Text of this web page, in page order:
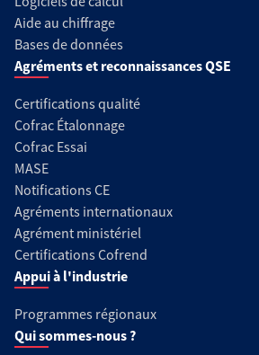
Aide au chiffrage
Bases de données
Agréments et reconnaissances QSE
Certifications qualité
Cofrac Étalonnage
Cofrac Essai
MASE
Notifications CE
Agréments internationaux
Agrément ministériel
Certifications Cofrend
Appui à l'industrie
Programmes régionaux
Qui sommes-nous ?